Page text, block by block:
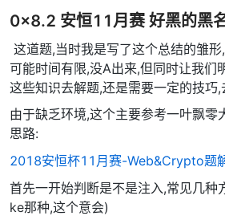
0x8.2 安恒11月赛 好黑的黑
这道题,当时我是写了这个总结的雏
可能时间有限,没A出来,但同时让我们
这些知识去解题,还是需要一定的技巧,
由于缺乏环境,这个主要参考一叶飘零
思路:
2018安恒杯11月赛-Web&Crypto题
首先一开始判断是不是注入,常见几种
ke那种,这个意会)